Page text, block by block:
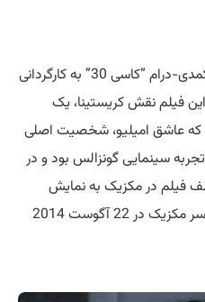
گونزالس در سال 2012 در فیلم کمدی-درام “کاسی 30” به کارگردانی
فیلم نقش کریستینا، یک
ایفا کرد که عاشق امیلیو، شخصیت اصلی
سینمایی گونزالس بود و در
مختلف فیلم در مکزیک به نمایش
درآمد. اما اکران عمومی آن در سراسر مکزیک در 22 آگوست 2014